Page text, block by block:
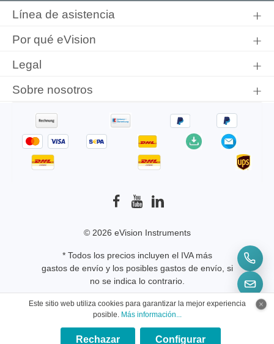
términos y condiciones generales
Línea de asistencia
Por qué eVision
Legal
Sobre nosotros
© 2026 eVision Instruments
* Todos los precios incluyen el IVA más
gastos de envíoy los posibles gastos de envío, si
no se indica lo contrario.
Este sitio web utiliza cookies para garantizar la mejor experiencia
posible. Más información...
Rechazar Configurar